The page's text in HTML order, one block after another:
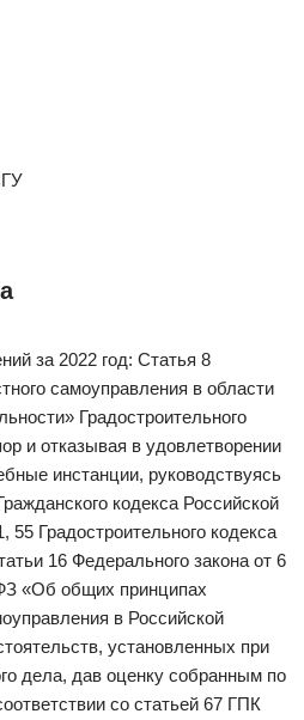
за 2022 год: Статья 8
самоуправления в области
Градостроительного
и отказывая в удовлетворении
инстанции, руководствуясь
кодекса Российской
55 Градостроительного кодекса
16 Федерального закона от 6
«Об общих принципах
в Российской
установленных при
дела, дав оценку собранным по
со статьей 67 ГПК